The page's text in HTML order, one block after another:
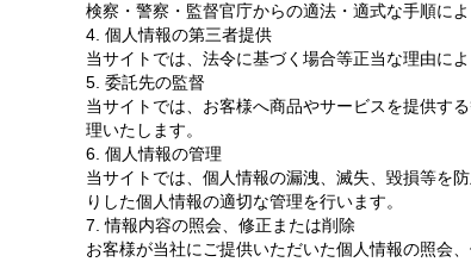
検察・警察・監督官庁からの適法・適式な手順に
4. 個人情報の第三者提供
当サイトでは、法令に基づく場合等正当な理由に
5. 委託先の監督
当サイトでは、お客様へ商品やサービスを提供す
理いたします。
6. 個人情報の管理
当サイトでは、個人情報の漏洩、滅失、毀損等を
りした個人情報の適切な管理を行います。
7. 情報内容の照会、修正または削除
お客様が当社にご提供いただいた個人情報の照会